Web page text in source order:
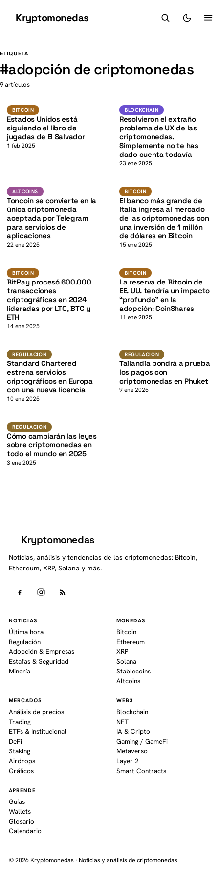
Kryptomonedas
ETIQUETA
#adopción de criptomonedas
9 artículos
Bitcoin
K
BITCOIN
Estados Unidos está
siguiendo el libro de
jugadas de El Salvador
1 feb 2025
Blockchain
BLOCKCHAIN
Resolvieron el extraño
problema de UX de las
criptomonedas.
Simplemente no te has
dado cuenta todavía
23 ene 2025
ALTCOINS TON
K
ALTCOINS
Toncoin se convierte en la
única criptomoneda
aceptada por Telegram
para servicios de
aplicaciones
22 ene 2025
BITCOIN BTC
BITCOIN
El banco más grande de
Italia ingresa al mercado
de las criptomonedas con
una inversión de 1 millón
de dólares en Bitcoin
15 ene 2025
BITCOIN K
BITCOIN
BitPay procesó 600.000
transacciones
criptográficas en 2024
lideradas por LTC, BTC y
ETH
14 ene 2025
BITCOIN
BITCOIN
La reserva de Bitcoin de
EE. UU. tendría un impacto
“profundo” en la
adopción: CoinShares
11 ene 2025
Regulacion
K
REGULACION
Standard Chartered
estrena servicios
criptográficos en Europa
con una nueva licencia
10 ene 2025
Regulacion
REGULACION
Tailandia pondrá a prueba
los pagos con
criptomonedas en Phuket
9 ene 2025
Regulacion
K
REGULACION
Cómo cambiarán las leyes
sobre criptomonedas en
todo el mundo en 2025
3 ene 2025
Kryptomonedas
Noticias, análisis y tendencias de las criptomonedas: Bitcoin,
Ethereum, XRP, Solana y más.
NOTICIAS
Última hora
Regulación
Adopción & Empresas
Estafas & Seguridad
Minería
MONEDAS
Bitcoin
Ethereum
XRP
Solana
Stablecoins
Altcoins
MERCADOS
Análisis de precios
Trading
ETFs & Institucional
DeFi
Staking
Airdrops
Gráficos
WEB3
Blockchain
NFT
IA & Cripto
Gaming / GameFi
Metaverso
Layer 2
Smart Contracts
APRENDE
Guías
Wallets
Glosario
Calendario
© 2026 Kryptomonedas · Noticias y análisis de criptomonedas